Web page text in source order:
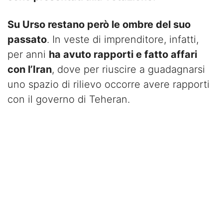
Su Urso restano però le ombre del suo
passato. In veste di imprenditore, infatti,
per anni ha avuto rapporti e fatto affari
con l’Iran, dove per riuscire a guadagnarsi
uno spazio di rilievo occorre avere rapporti
con il governo di Teheran.